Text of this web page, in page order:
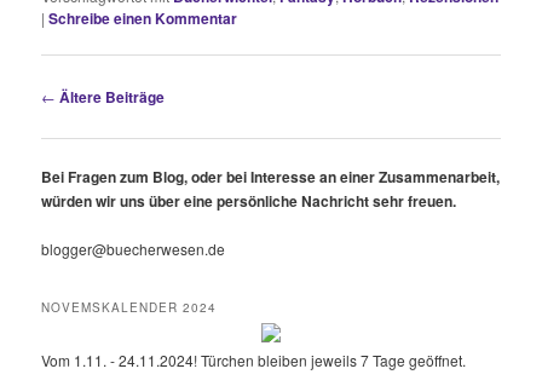
|Schreibe einen Kommentar
Beitragsnavigation
← Ältere Beiträge
Bei Fragen zum Blog, oder bei Interesse an einer Zusammenarbeit,
würden wir uns über eine persönliche Nachricht sehr freuen.
blogger@buecherwesen.de
NOVEMSKALENDER 2024
Vom 1.11. - 24.11.2024! Türchen bleiben jeweils 7 Tage geöffnet.